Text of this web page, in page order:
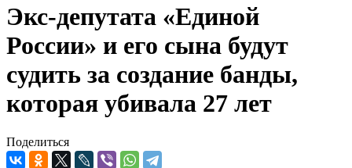
Экс-депутата «Единой
России» и его сына будут
судить за создание банды,
которая убивала 27 лет
Поделиться